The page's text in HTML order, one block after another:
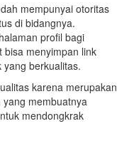
mempunyai otoritas
di bidangnya.
profil bagi
bisa menyimpan link
berkualitas.
karena merupakan
membuatnya
mendongkrak